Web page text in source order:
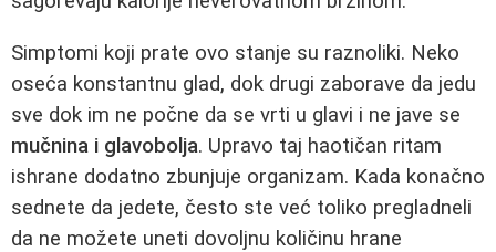
Simptomi koji prate ovo stanje su raznoliki. Neko
oseća konstantnu glad, dok drugi zaborave da jedu
sve dok im ne počne da se vrti u glavi i ne jave se
mučnina i glavobolja. Upravo taj haotičan ritam
ishrane dodatno zbunjuje organizam. Kada konačno
sednete da jedete, često ste već toliko pregladneli
da ne možete uneti dovoljnu količinu hrane